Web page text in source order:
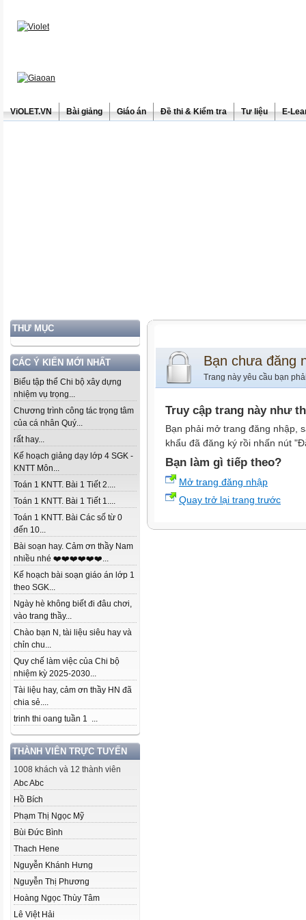
ViOLET.VN Bài giảng Giáo án Đề thi & Kiểm tra Tư liệu E-
THƯ MỤC
CÁC Ý KIẾN MỚI NHẤT
Biểu tập thể Chi bộ xây dựng
nhiệm vụ trọng...
Chương trình công tác trọng tâm
của cá nhân Quý...
rất hay...
Kế hoạch giảng dạy lớp 4 SGK -
KNTT Môn...
Toán 1 KNTT. Bài 1 Tiết 2....
Toán 1 KNTT. Bài 1 Tiết 1....
Toán 1 KNTT. Bài Các số từ 0
đến 10...
Bài soạn hay. Cảm ơn thầy Nam
nhiều nhé ❤️❤️❤️❤️❤️❤️...
Kế hoạch bài soạn giáo án lớp 1
theo SGK...
Ngày hè không biết đi đâu chơi,
vào trang thầy...
Chào bạn N, tài liệu siêu hay và
chỉn chu...
Quy chế làm việc của Chi bộ
nhiệm kỳ 2025-2030...
Tài liệu hay, cảm ơn thầy HN đã
chia sẻ....
trinh thi oang tuần 1 ...
THÀNH VIÊN TRỰC TUYẾN
1008 khách và 12 thành viên
Abc Abc
Hồ Bích
Phạm Thị Ngọc Mỹ
Bùi Đức Bình
Thach Hene
Nguyễn Khánh Hưng
Nguyễn Thị Phương
Hoàng Ngọc Thùy Tâm
Lê Việt Hải
Bạn chưa đăng
Trang này yêu cầu bạn
Truy cập trang này như
Bạn phải mở trang đăng nhập,
khẩu đã đăng ký rồi nhấn nút
Bạn làm gì tiếp theo?
Mở trang đăng nhập
Quay trở lại trang trước